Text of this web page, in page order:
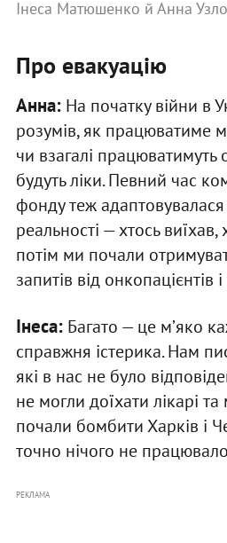
Інеса Матюшенко й Анна
Про евакуацію
Анна:На початку війни в
розумів, як працюватиме
чи взагалі працюватимуть
будуть ліки. Певний час
фонду теж
реальності — хтось
потім ми почали
запитів від онкопацієнтів
Інеса:Багато — це мʼяко
справжня істерика. Нам
які в нас не було
не могли доїхати лікарі
почали бомбити Харків і
точно нічого не
РЕКЛАМА